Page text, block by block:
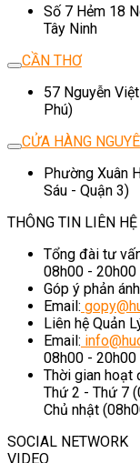
Số 7 Hẻm 18
Tây Ninh
CẦN THƠ
57 Nguyễn
Phú)
CỬA HÀNG
Phường Xuân
Sáu - Quận 3)
THÔNG TIN LIÊN HỆ
Tổng đài tư
08h00 -
Góp ý phản
Email:
Liên hệ Quản
Email:
08h00 - 20h00
Thời gian hoạt
Thứ 2 - Thứ 7
Chủ nhật
SOCIAL NETWORK
VIDEO